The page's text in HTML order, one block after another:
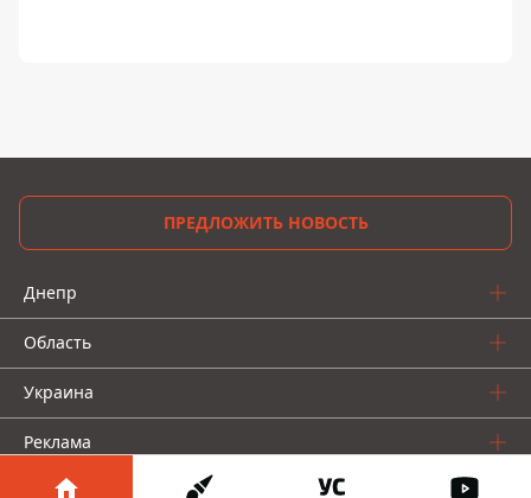
ПРЕДЛОЖИТЬ НОВОСТЬ
Днепр
Область
Украина
Реклама
Пресс-релизы